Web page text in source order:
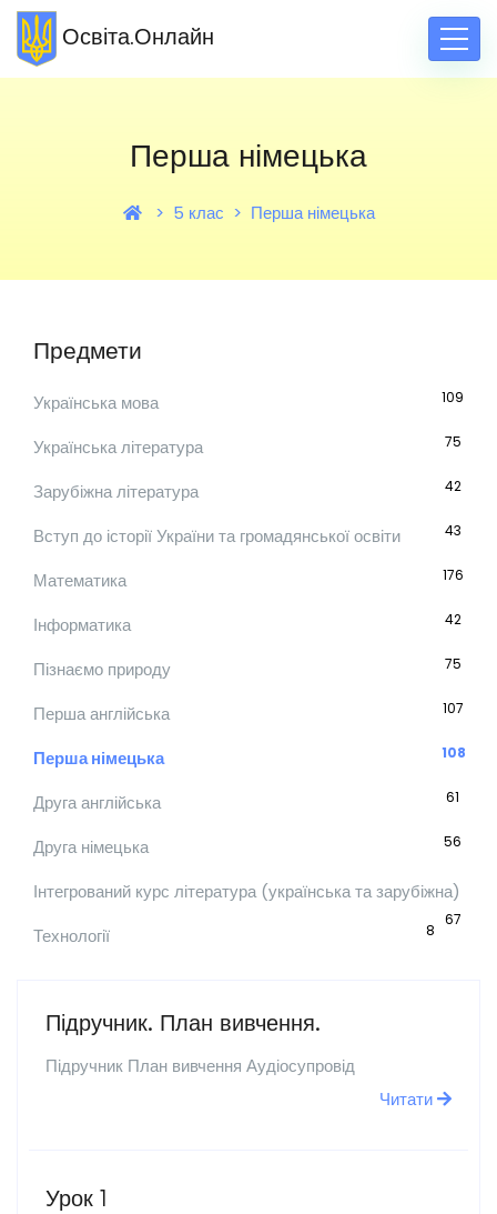
Освіта.Онлайн
Перша німецька
5 клас Перша німецька
Предмети
Українська мова 109
Українська література 75
Зарубіжна література 42
Вступ до історії України та громадянської освіти 43
Математика 176
Інформатика 42
Пізнаємо природу 75
Перша англійська 107
Перша німецька 108
Друга англійська 61
Друга німецька 56
Інтегрований курс література (українська та зарубіжна)
67
Технології 8
Підручник. План вивчення.
Підручник План вивчення Аудіосупровід
Читати
Урок 1